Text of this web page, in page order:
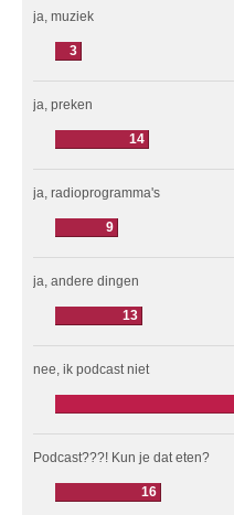
ja, muziek
3
ja, preken
14
ja, radioprogramma's
9
ja, andere dingen
13
nee, ik podcast niet
Podcast???! Kun je dat eten?
16